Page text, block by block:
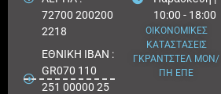
72700 200200
2218
ΕΘΝΙΚΗ ΙΒΑΝ :
GR070 110
251 00000 25
10:00 - 18:00
ΟΙΚΟΝΟΜΙΚΕΣ
ΚΑΤΑΣΤΑΣΕΙΣ
ΓΚΡΑΝΤΣΤΕΛ ΜΟΝ/
ΠΗ ΕΠΕ